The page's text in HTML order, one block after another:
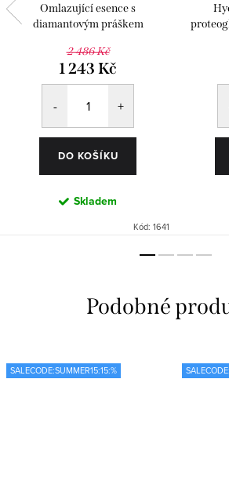
Omlazující esence s
diamantovým práškem
2 486 Kč
1 243 Kč
DO KOŠÍKU
Skladem
Kód: 1641
SALECODE:SUMMER15:15:%